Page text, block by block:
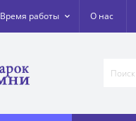
Время работы О нас